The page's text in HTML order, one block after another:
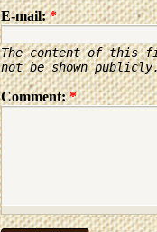
E-mail:*
The content of this
not be shown
Comment:*